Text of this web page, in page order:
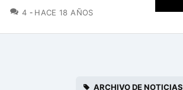
4 COMENTARIOS
HACE 18 AÑOS
ARCHIVO DE NOTICIAS